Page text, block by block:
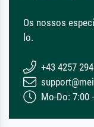
Os nossos
lo.
+43 4257
Mo-Do: 7:00